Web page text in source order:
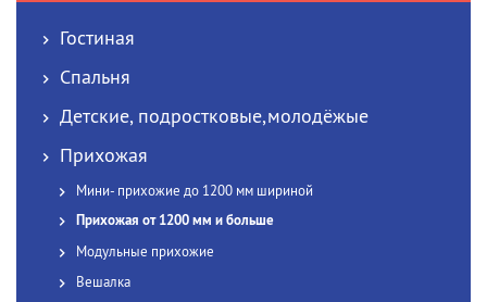
Гостиная
Спальня
Детские, подростковые,молодёжые
Прихожая
Мини- прихожие до 1200 мм шириной
Прихожая от 1200 мм и больше
Модульные прихожие
Вешалка